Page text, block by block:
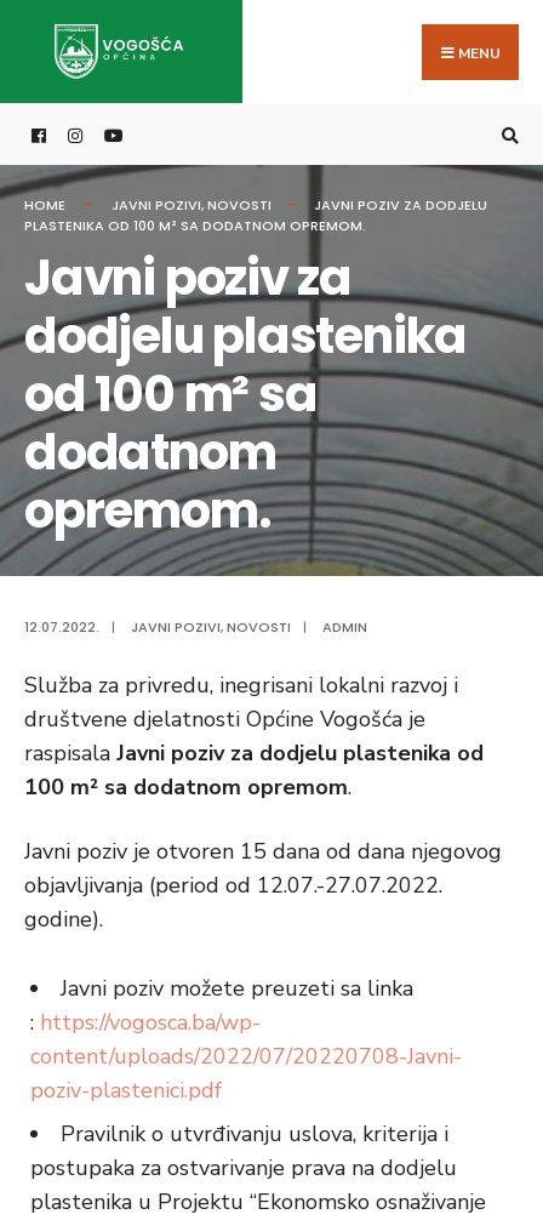
MENU
HOME JAVNI POZIVI,NOVOSTI
JAVNI POZIV ZA DODJELU
PLASTENIKA OD 100 M² SA DODATNOM OPREMOM.
Javni poziv za
dodjelu plastenika
od 100 m² sa
dodatnom
opremom.
12.07.2022. | JAVNI POZIVI,NOVOSTI | ADMIN
Služba za privredu, inegrisani lokalni razvoj i
društvene djelatnosti Općine Vogošća je
raspisala Javni poziv za dodjelu plastenika od
100 m² sa dodatnom opremom.
Javni poziv je otvoren 15 dana od dana njegovog
objavljivanja (period od 12.07.-27.07.2022.
godine).
Javni poziv možete preuzeti sa linka
: https://vogosca.ba/wp-
content/uploads/2022/07/20220708-Javni-
poziv-plastenici.pdf
Pravilnik o utvrđivanju uslova, kriterija i
postupaka za ostvarivanje prava na dodjelu
plastenika u Projektu “Ekonomsko osnaživanje
for: